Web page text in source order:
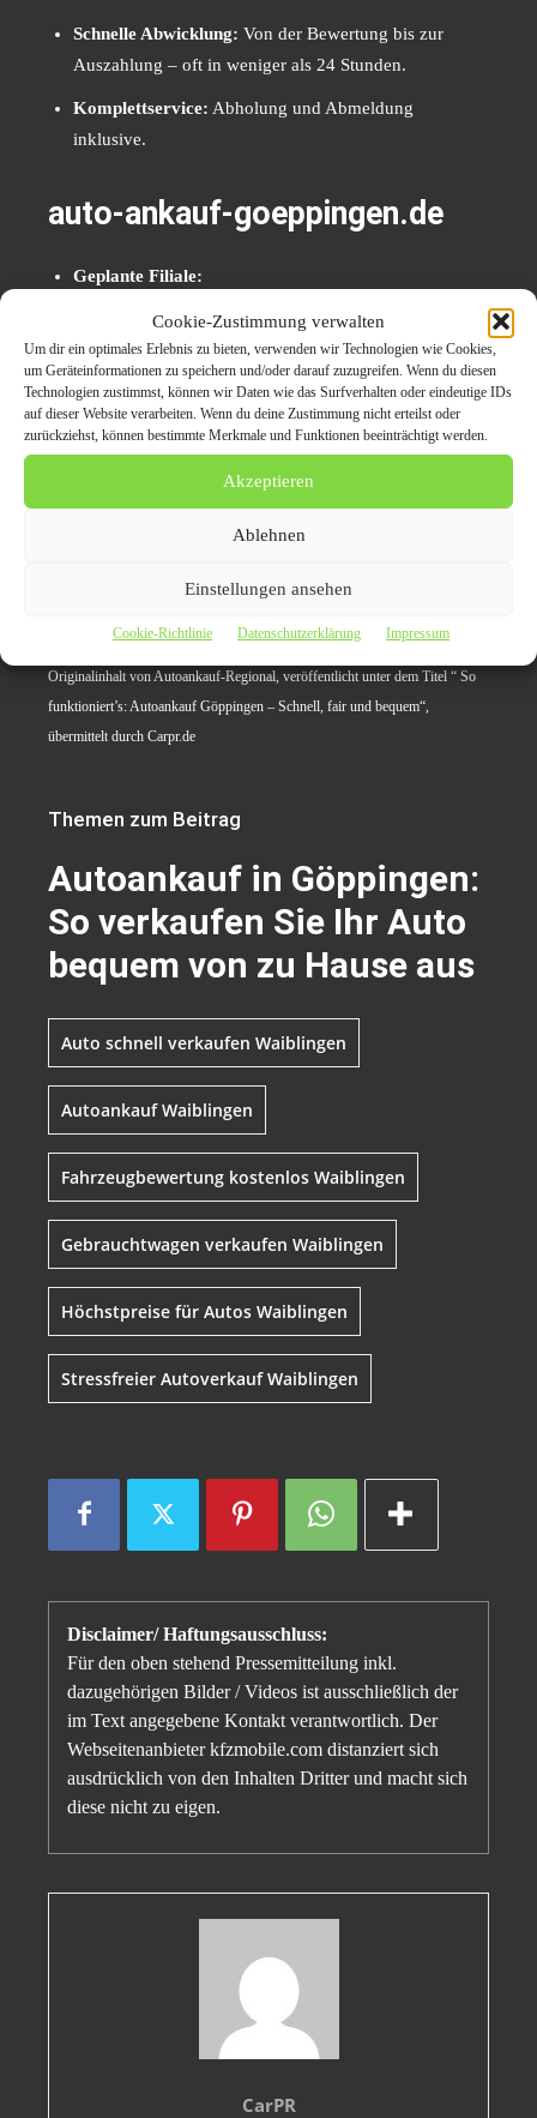
Cookie-Zustimmung verwalten
Um dir ein optimales Erlebnis zu bieten, verwenden wir Technologien wie Cookies,
um Geräteinformationen zu speichern und/oder darauf zuzugreifen. Wenn du diesen
Technologien zustimmst, können wir Daten wie das Surfverhalten oder eindeutige IDs
auf dieser Website verarbeiten. Wenn du deine Zustimmung nicht erteilst oder
zurückziehst, können bestimmte Merkmale und Funktionen beeinträchtigt werden.
Akzeptieren
Ablehnen
Einstellungen ansehen
Cookie-Richtlinie Datenschutzerklärung Impressum
Schnelle Abwicklung: Von der Bewertung bis zur
Auszahlung – oft in weniger als 24 Stunden.
Komplettservice: Abholung und Abmeldung
inklusive.
auto-ankauf-goeppingen.de
Geplante Filiale:
Zeppelinstraße 55B
73033 Göppingen
Telefon: 01728329057
Vertrauen Sie auf unsere langjährige Erfahrung im
einfach der Autoverkauf sein kann!Jetzt Fahrzeug
Originalinhalt von Autoankauf-Regional, veröffentlicht unter dem Titel “ So
funktioniert’s: Autoankauf Göppingen – Schnell, fair und bequem“,
übermittelt durch Carpr.de
Themen zum Beitrag
Autoankauf in Göppingen:
So verkaufen Sie Ihr Auto
bequem von zu Hause aus
Auto schnell verkaufen Waiblingen
Autoankauf Waiblingen
Fahrzeugbewertung kostenlos Waiblingen
Gebrauchtwagen verkaufen Waiblingen
Höchstpreise für Autos Waiblingen
Stressfreier Autoverkauf Waiblingen
Disclaimer/ Haftungsausschluss:
Für den oben stehend Pressemitteilung inkl.
dazugehörigen Bilder / Videos ist ausschließlich der
im Text angegebene Kontakt verantwortlich. Der
Webseitenanbieter kfzmobile.com distanziert sich
ausdrücklich von den Inhalten Dritter und macht sich
diese nicht zu eigen.
CarPR